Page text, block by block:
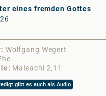
eines fremden Gottes
Wolfgang Wegert
Maleachi 2,11
gibt es auch als Audio